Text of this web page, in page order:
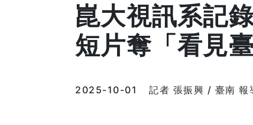
崑大視訊系記
短片奪「看見
2025-10-01 記者 張振興 / 臺南 報